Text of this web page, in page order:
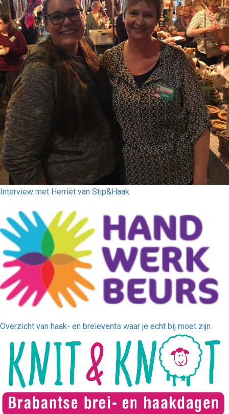
Interview met Herriët van Stip&Haak
Overzicht van haak- en breievents waar je echt bij moet zijn